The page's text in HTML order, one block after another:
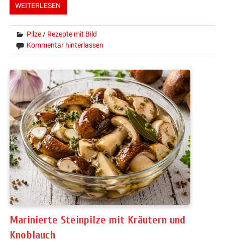
WEITERLESEN
Pilze / Rezepte mit Bild
Kommentar hinterlassen
Marinierte Steinpilze mit Kräutern und
Knoblauch